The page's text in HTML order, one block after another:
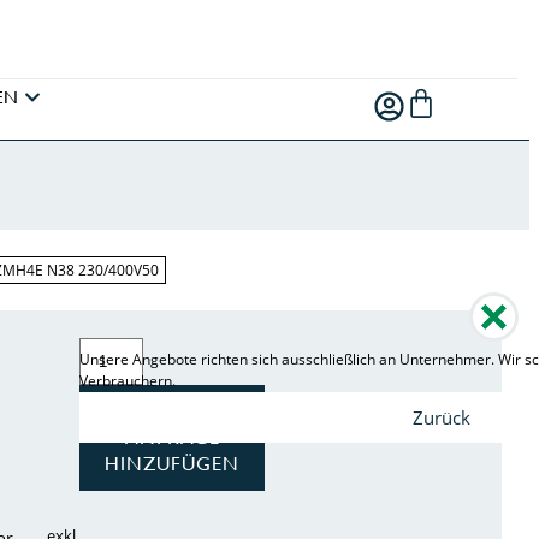
N38 230/400V50
ANFRAGE
HINZUFÜGEN
Unsere Angebote richten sich ausschließlich an Unternehmer. Wir
Verbrauchern.
Zurück